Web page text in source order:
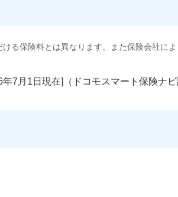
る保険料とは異なります。また保険会社に
年 月 日現在]（ドコモスマート保険ナビ